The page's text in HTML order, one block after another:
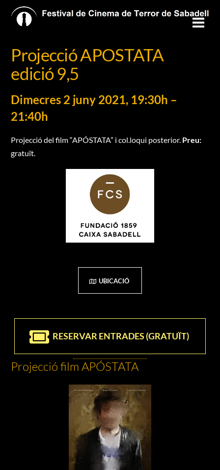
Projecció APOSTATA
edició 9,5
Dimecres 2 juny 2021, 19:30h –
21:40h
Projecció del film “APÓSTATA” i col.loqui posterior. Preu:
gratuït.
UBICACIÓ
RESERVAR ENTRADES (GRATUÏT)
Projecció film APÓSTATA